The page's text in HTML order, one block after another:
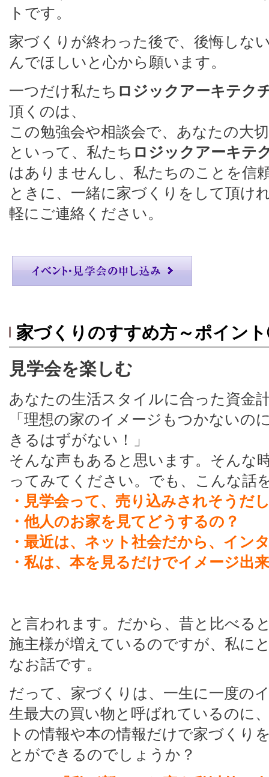
トです。
家づくりが終わった後で、後悔しな
んでほしいと心から願います。
一つだけ私たち ロジックアーキテク
頂くのは、
この勉強会や相談会で、あなたの大
といって、私たち ロジックアーキテ
はありませんし、私たちのことを信
ときに、一緒に家づくりをして頂け
軽にご連絡ください。
家づくりのすすめ方～ポイン
見学会を楽しむ
あなたの生活スタイルに合った資金
「理想の家のイメージもつかないの
きるはずがない！」
そんな声もあると思います。そんな
ってみてください。でも、こんな話
・見学会って、売り込みされそうだ
・他人のお家を見てどうするの？
・最近は、ネット社会だから、イン
・私は、本を見るだけでイメージ出
と言われます。だから、昔と比べる
施主様が増えているのですが、私に
なお話です。
だって、家づくりは、一生に一度の
生最大の買い物と呼ばれているのに
トの情報や本の情報だけで家づくり
とができるのでしょうか？